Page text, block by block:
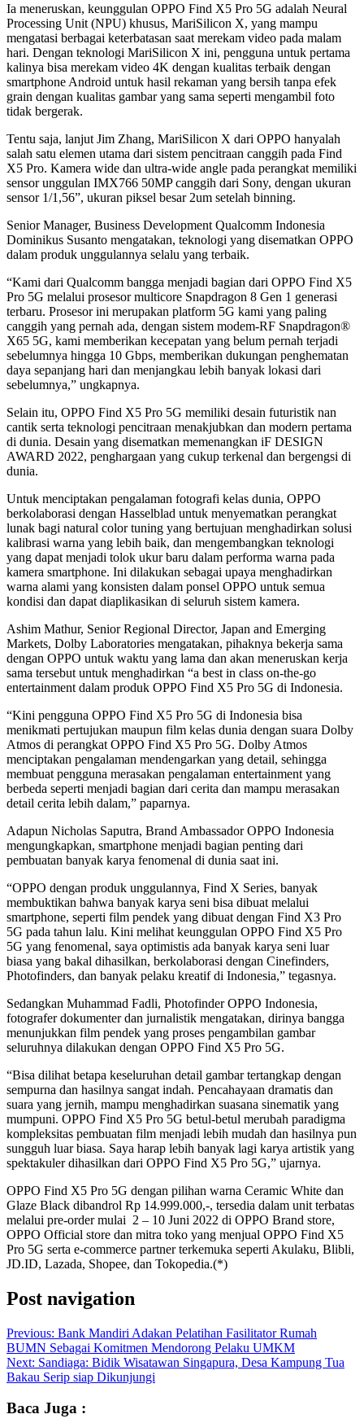
Ia meneruskan, keunggulan OPPO Find X5 Pro 5G adalah Neural
Processing Unit (NPU) khusus, MariSilicon X, yang mampu
mengatasi berbagai keterbatasan saat merekam video pada malam
hari. Dengan teknologi MariSilicon X ini, pengguna untuk pertama
kalinya bisa merekam video 4K dengan kualitas terbaik dengan
smartphone Android untuk hasil rekaman yang bersih tanpa efek
grain dengan kualitas gambar yang sama seperti mengambil foto
tidak bergerak.
Tentu saja, lanjut Jim Zhang, MariSilicon X dari OPPO hanyalah
salah satu elemen utama dari sistem pencitraan canggih pada Find
X5 Pro. Kamera wide dan ultra-wide angle pada perangkat memiliki
sensor unggulan IMX766 50MP canggih dari Sony, dengan ukuran
sensor 1/1,56”, ukuran piksel besar 2um setelah binning.
Senior Manager, Business Development Qualcomm Indonesia
Dominikus Susanto mengatakan, teknologi yang disematkan OPPO
dalam produk unggulannya selalu yang terbaik.
“Kami dari Qualcomm bangga menjadi bagian dari OPPO Find X5
Pro 5G melalui prosesor multicore Snapdragon 8 Gen 1 generasi
terbaru. Prosesor ini merupakan platform 5G kami yang paling
canggih yang pernah ada, dengan sistem modem-RF Snapdragon®
X65 5G, kami memberikan kecepatan yang belum pernah terjadi
sebelumnya hingga 10 Gbps, memberikan dukungan penghematan
daya sepanjang hari dan menjangkau lebih banyak lokasi dari
sebelumnya,” ungkapnya.
Selain itu, OPPO Find X5 Pro 5G memiliki desain futuristik nan
cantik serta teknologi pencitraan menakjubkan dan modern pertama
di dunia. Desain yang disematkan memenangkan iF DESIGN
AWARD 2022, penghargaan yang cukup terkenal dan bergengsi di
dunia.
Untuk menciptakan pengalaman fotografi kelas dunia, OPPO
berkolaborasi dengan Hasselblad untuk menyematkan perangkat
lunak bagi natural color tuning yang bertujuan menghadirkan solusi
kalibrasi warna yang lebih baik, dan mengembangkan teknologi
yang dapat menjadi tolok ukur baru dalam performa warna pada
kamera smartphone. Ini dilakukan sebagai upaya menghadirkan
warna alami yang konsisten dalam ponsel OPPO untuk semua
kondisi dan dapat diaplikasikan di seluruh sistem kamera.
Ashim Mathur, Senior Regional Director, Japan and Emerging
Markets, Dolby Laboratories mengatakan, pihaknya bekerja sama
dengan OPPO untuk waktu yang lama dan akan meneruskan kerja
sama tersebut untuk menghadirkan “a best in class on-the-go
entertainment dalam produk OPPO Find X5 Pro 5G di Indonesia.
“Kini pengguna OPPO Find X5 Pro 5G di Indonesia bisa
menikmati pertujukan maupun film kelas dunia dengan suara Dolby
Atmos di perangkat OPPO Find X5 Pro 5G. Dolby Atmos
menciptakan pengalaman mendengarkan yang detail, sehingga
membuat pengguna merasakan pengalaman entertainment yang
berbeda seperti menjadi bagian dari cerita dan mampu merasakan
detail cerita lebih dalam,” paparnya.
Adapun Nicholas Saputra, Brand Ambassador OPPO Indonesia
mengungkapkan, smartphone menjadi bagian penting dari
pembuatan banyak karya fenomenal di dunia saat ini.
“OPPO dengan produk unggulannya, Find X Series, banyak
membuktikan bahwa banyak karya seni bisa dibuat melalui
smartphone, seperti film pendek yang dibuat dengan Find X3 Pro
5G pada tahun lalu. Kini melihat keunggulan OPPO Find X5 Pro
5G yang fenomenal, saya optimistis ada banyak karya seni luar
biasa yang bakal dihasilkan, berkolaborasi dengan Cinefinders,
Photofinders, dan banyak pelaku kreatif di Indonesia,” tegasnya.
Sedangkan Muhammad Fadli, Photofinder OPPO Indonesia,
fotografer dokumenter dan jurnalistik mengatakan, dirinya bangga
menunjukkan film pendek yang proses pengambilan gambar
seluruhnya dilakukan dengan OPPO Find X5 Pro 5G.
“Bisa dilihat betapa keseluruhan detail gambar tertangkap dengan
sempurna dan hasilnya sangat indah. Pencahayaan dramatis dan
suara yang jernih, mampu menghadirkan suasana sinematik yang
mumpuni. OPPO Find X5 Pro 5G betul-betul merubah paradigma
kompleksitas pembuatan film menjadi lebih mudah dan hasilnya pun
sungguh luar biasa. Saya harap lebih banyak lagi karya artistik yang
spektakuler dihasilkan dari OPPO Find X5 Pro 5G,” ujarnya.
OPPO Find X5 Pro 5G dengan pilihan warna Ceramic White dan
Glaze Black dibandrol Rp 14.999.000,-, tersedia dalam unit terbatas
melalui pre-order mulai 2 – 10 Juni 2022 di OPPO Brand store,
OPPO Official store dan mitra toko yang menjual OPPO Find X5
Pro 5G serta e-commerce partner terkemuka seperti Akulaku, Blibli,
JD.ID, Lazada, Shopee, dan Tokopedia.(*)
Post navigation
Previous: Bank Mandiri Adakan Pelatihan Fasilitator Rumah
BUMN Sebagai Komitmen Mendorong Pelaku UMKM
Next: Sandiaga: Bidik Wisatawan Singapura, Desa Kampung Tua
Bakau Serip siap Dikunjungi
Baca Juga :